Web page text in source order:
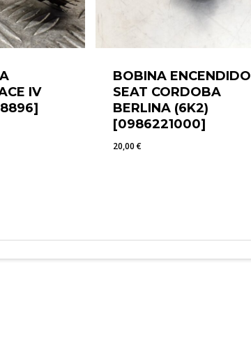
IV
BOBINA ENCENDIDO
SEAT CORDOBA
BERLINA (6K2)
[0986221000]
20,00€